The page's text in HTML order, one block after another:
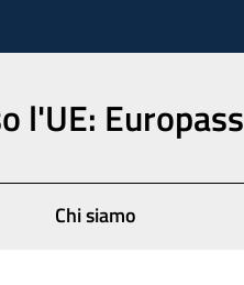
l'UE: Europass
Chi siamo